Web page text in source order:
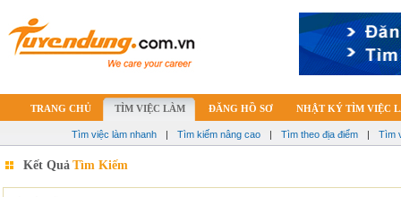
TRANG CHỦ TÌM VIỆC LÀM ĐĂNG HỒ SƠ NHẬT KÝ TÌM VIỆC
Tìm việc làm nhanh | Tìm kiếm nâng cao | Tìm theo địa điểm | Tìm
Kết Quả Tìm Kiếm